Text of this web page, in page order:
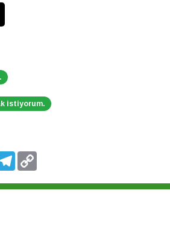
istiyorum.
Telegram